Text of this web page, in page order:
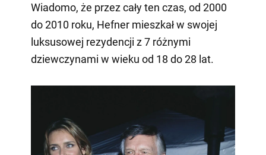
Wiadomo, że przez cały ten czas, od 2000
do 2010 roku, Hefner mieszkał w swojej
luksusowej rezydencji z 7 różnymi
dziewczynami w wieku od 18 do 28 lat.